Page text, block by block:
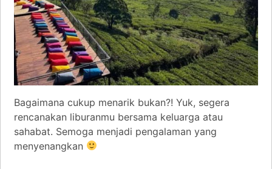
Bagaimana cukup menarik bukan?! Yuk, segera
rencanakan liburanmu bersama keluarga atau
sahabat. Semoga menjadi pengalaman yang
menyenangkan